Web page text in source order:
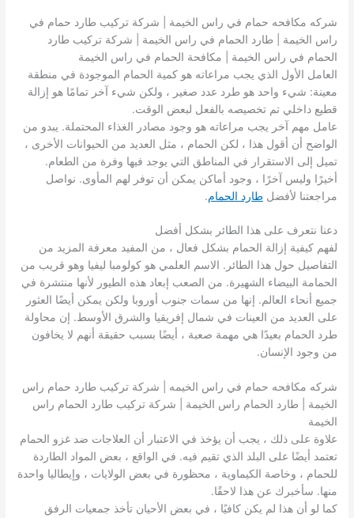
شركه مكافحه حمام في راس الخيمة | شركة تركيب طارد حمام في
راس الخيمة | طارد الحمام في راس الخيمة | شركة تركيب طارد
الحمام في راس الخيمة | مكافحة الحمام في راس الخيمة
العامل الأول الذي يجب مراعاته هو كمية الحمام الموجودة في منطقة
معينة: شيء واحد هو طرد عدد صغير ، ولكن شيء آخر تمامًا هو إزالة
قطيع داخلي تم تخصيصه بالفعل لبعض الوقت.
عامل مهم آخر يجب مراعاته هو وجود مصادر الغذاء المحتملة. يبدو من
الواضح أن أقول هذا ، لكن الحمام ، مثل العديد من الحيوانات الأخرى ،
تميل إلى الاستقرار في المناطق التي يوجد فيها وفرة من الطعام.
أخيرًا وليس آخرًا ، وجود أماكن يمكن أن توفر لهم المأوى. نواصل
مراجعتنا لأفضلطارد الحمام.
دعنا نتعرف على هذا الطائر بشكل أفضل
لفهم كيفية إزالة الحمام بشكل فعال ، من المفيد معرفة المزيد من
التفاصيل حول هذا الطائر. الاسم العلمي هو كولومبا ليفيا وهو قريب من
الحمامة البيضاء الشهيرة. من الصعب إبعاد هذه الطيور لأنها منتشرة في
جميع أنحاء العالم. إنها من سمات جنوب أوروبا ولكن يمكن أيضًا العثور
على العديد من العينات في شمال إفريقيا والشرق الأوسط. إن محاولة
طرد الحمام بعيدًا هي مهمة صعبة ، أيضًا بسبب حقيقة أنهم لا يخافون
من وجود الإنسان.
شركه مكافحه حمام في راس الخيمه | شركة تركيب طارد حمام راس
الخيمة | طارد الحمام راس الخيمة | شركة تركيب طارد الحمام راس
الخيمة
علاوة على ذلك ، يجب أن يؤخذ في الاعتبار أن العلاجات ضد غزو الحمام
تعتمد أيضًا على البلد الذي تقيم فيه. في الواقع ، بعض المواد الطاردة
للحمام ، وخاصة الكيماوية ، محظورة في بعض الولايات ، وإيطاليا واحدة
منها. سأخبرك عن هذا لاحقًا.
كما لو أن هذا لم يكن كافيًا ، في بعض الأحيان تأخذ جمعيات الرفق